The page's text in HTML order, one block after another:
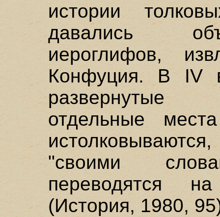
истории
давались
иероглифов,
Конфуция. В IV
развернутые
отдельные
"своими
переводятся
(История, 1980,